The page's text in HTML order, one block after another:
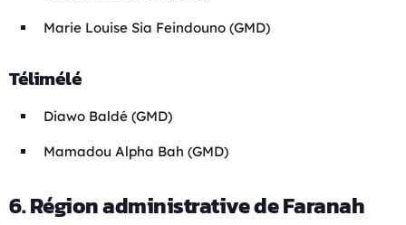
Marie Louise Sia Feindouno (GMD)
Télimélé
Diawo Baldé (GMD)
Mamadou Alpha Bah (GMD)
6. Région administrative de Faranah